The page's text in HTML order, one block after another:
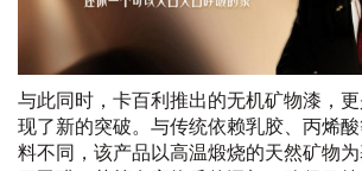
与此同时，卡百利推出的无机矿物漆，
现了新的突破。与传统依赖乳胶、丙烯
料不同，该产品以高温煅烧的天然矿物